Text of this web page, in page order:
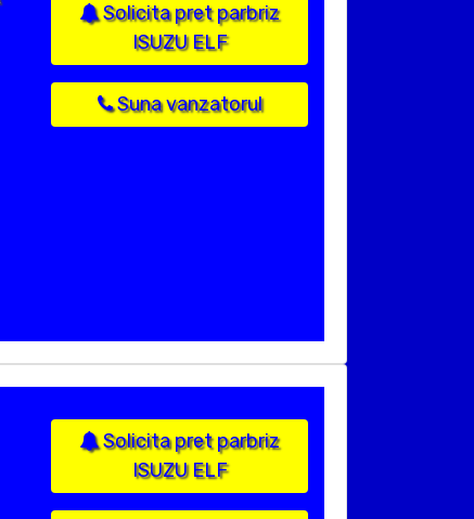
Solicita pret parbriz
ISUZU ELF
Suna vanzatorul
Solicita pret parbriz
ISUZU ELF